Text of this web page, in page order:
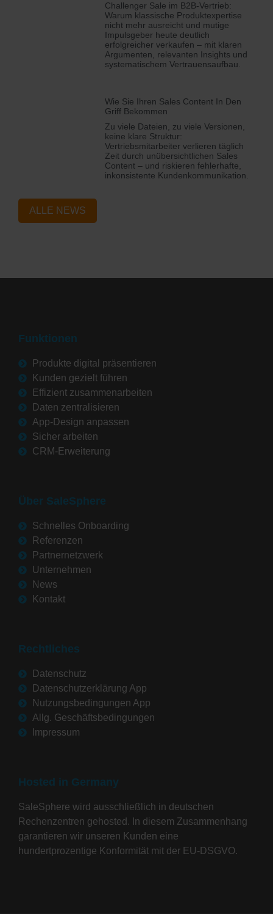
Challenger Sale im B2B-Vertrieb:
Warum klassische Produktexpertise
nicht mehr ausreicht und mutige
Impulsgeber heute deutlich
erfolgreicher verkaufen – mit klaren
Argumenten, relevanten Insights und
systematischem Vertrauensaufbau.
Wie Sie Ihren Sales Content In Den
Griff Bekommen
Zu viele Dateien, zu viele Versionen,
keine klare Struktur:
Vertriebsmitarbeiter verlieren täglich
Zeit durch unübersichtlichen Sales
Content – und riskieren fehlerhafte,
inkonsistente Kundenkommunikation.
ALLE NEWS
Funktionen
Produkte digital präsentieren
Kunden gezielt führen
Effizient zusammenarbeiten
Daten zentralisieren
App-Design anpassen
Sicher arbeiten
CRM-Erweiterung
Über SaleSphere
Schnelles Onboarding
Referenzen
Partnernetzwerk
Unternehmen
News
Kontakt
Rechtliches
Datenschutz
Datenschutzerklärung App
Nutzungsbedingungen App
Allg. Geschäftsbedingungen
Impressum
Hosted in Germany
SaleSphere wird ausschließlich in deutschen
Rechenzentren gehosted. In diesem Zusammenhang
garantieren wir unseren Kunden eine
hundertprozentige Konformität mit der EU-DSGVO.